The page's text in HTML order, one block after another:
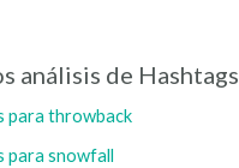
análisis de Hashtags
para throwback
para snowfall